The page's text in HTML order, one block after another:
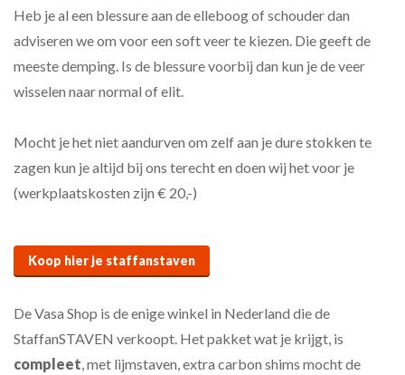
Heb je al een blessure aan de elleboog of schouder dan
adviseren we om voor een soft veer te kiezen. Die geeft de
meeste demping. Is de blessure voorbij dan kun je de veer
wisselen naar normal of elit.
Mocht je het niet aandurven om zelf aan je dure stokken te
zagen kun je altijd bij ons terecht en doen wij het voor je
(werkplaatskosten zijn € 20,-)
Koop hier je staffanstaven
De Vasa Shop is de enige winkel in Nederland die de
StaffanSTAVEN verkoopt. Het pakket wat je krijgt, is
compleet, met lijmstaven, extra carbon shims mocht de